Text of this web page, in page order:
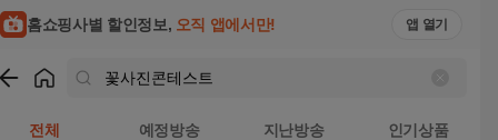
홈쇼핑사별 할인정보, 오직 앱에서만! 앱 열기
전체 예정방송 지난방송 인기상품